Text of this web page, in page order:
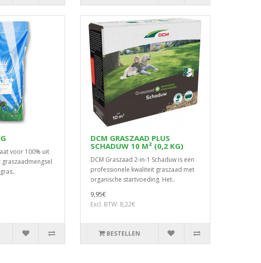
voor 100% uit
graszaadmengsel
DCM GRASZAAD PLUS
SCHADUW 10 M² (0,2 KG)
DCM Graszaad 2-in-1 Schaduw is een
professionele kwaliteit graszaad met
organische startvoeding. Het..
9,95€
Excl. BTW: 8,22€
BESTELLEN